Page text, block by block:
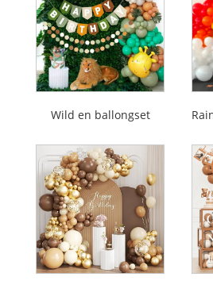
Wild en ballongset